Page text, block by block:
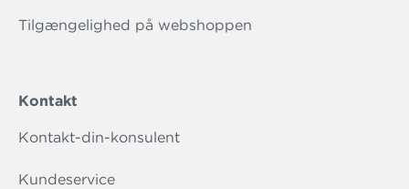
Tilgængelighed på webshoppen
Kontakt
Kontakt-din-konsulent
Kundeservice